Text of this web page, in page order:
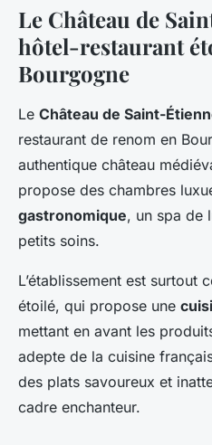
Le Château de
hôtel-restaurant
Bourgogne
Le Château de Saint-
restaurant de renom en
authentique château
propose des chambres
gastronomique, un spa de
petits soins.
L’établissement est surtout
étoilé, qui propose une
mettant en avant les
adepte de la cuisine
des plats savoureux et
cadre enchanteur.